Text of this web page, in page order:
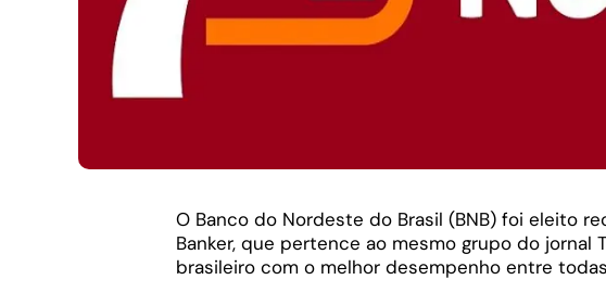
O Banco do Nordeste do Brasil (BNB) foi eleito
Banker, que pertence ao mesmo grupo do jornal
brasileiro com o melhor desempenho entre